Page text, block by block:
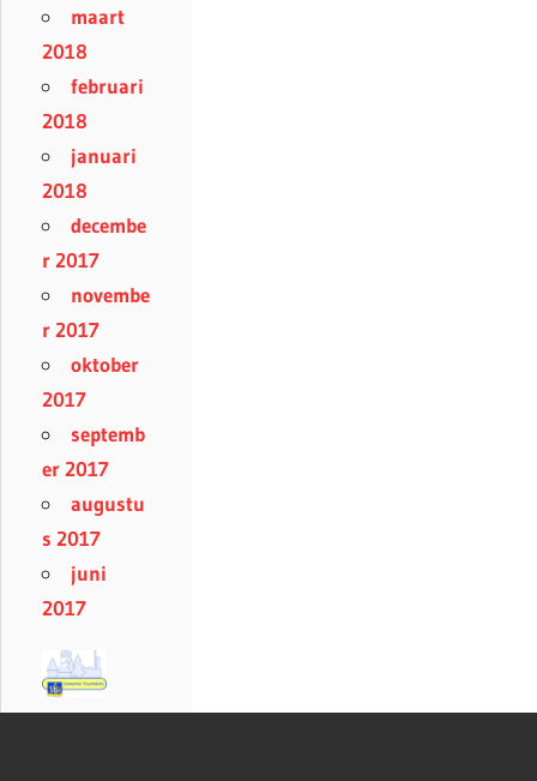
maart
2018
februari
2018
januari
2018
decembe
r 2017
novembe
r 2017
oktober
2017
septemb
er 2017
augustu
s 2017
juni
2017